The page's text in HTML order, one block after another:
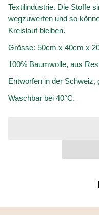
Textilindustrie. Die Stoffe
wegzuwerfen und so
Kreislauf bleiben.
Grösse: 50cm x 40cm x
100% Baumwolle, aus
Entworfen in der Schweiz,
Waschbar bei 40°C.